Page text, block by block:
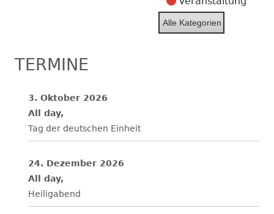
Alle Kategorien
TERMINE
3. Oktober 2026
All day,
Tag der deutschen Einheit
24. Dezember 2026
All day,
Heiligabend